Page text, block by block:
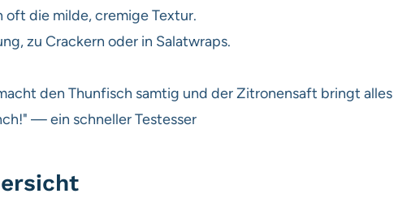
die milde, cremige Textur.
zu Crackern oder in Salatwraps.
den Thunfisch samtig und der Zitronensaft bringt alles
— ein schneller Testesser